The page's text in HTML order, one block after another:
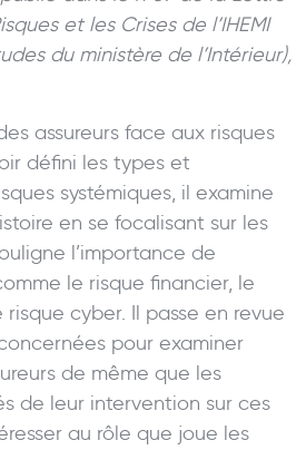
et les Crises de l’IHEMI
du ministère de l’Intérieur),
assureurs face aux risques
défini les types et
systémiques, il examine
en se focalisant sur les
l’importance de
le risque financier, le
cyber. Il passe en revue
pour examiner
de même que les
de leur intervention sur ces
au rôle que joue les